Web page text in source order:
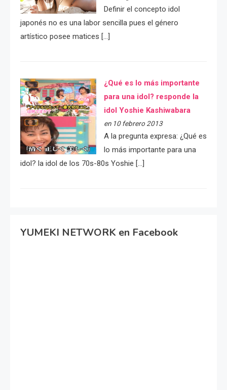
Definir el concepto idol
japonés no es una labor sencilla pues el género
artístico posee matices […]
¿Qué es lo más importante
para una idol? responde la
idol Yoshie Kashiwabara
en 10 febrero 2013
A la pregunta expresa: ¿Qué es
lo más importante para una
idol? la idol de los 70s-80s Yoshie […]
YUMEKI NETWORK en Facebook